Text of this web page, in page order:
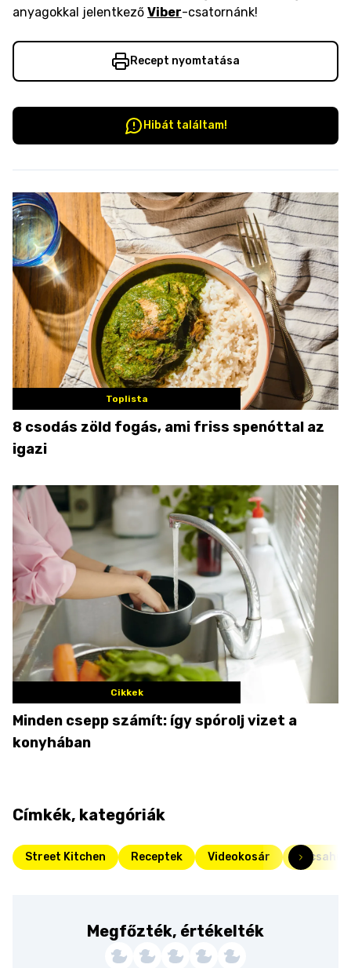
anyagokkal jelentkező Viber-csatornánk!
Recept nyomtatása
Hibát találtam!
Toplista
8 csodás zöld fogás, ami friss spenóttal az
igazi
Cikkek
Minden csepp számít: így spórolj vizet a
konyhában
Címkék, kategóriák
Street Kitchen Receptek Videokosár
Megfőzték, értékelték